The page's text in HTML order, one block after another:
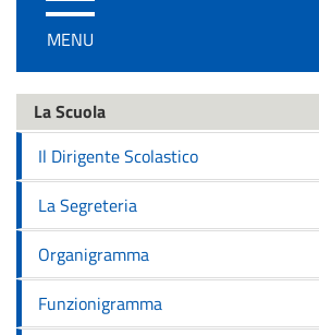
/
disattiva
navigazione
MENU
La Scuola
Il Dirigente Scolastico
La Segreteria
Organigramma
Funzionigramma